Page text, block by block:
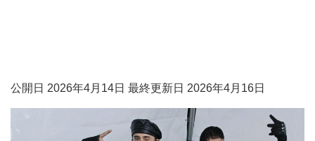
公開日 2026年4月14日 最終更新日 2026年4月16日